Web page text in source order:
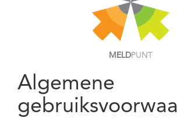
MELDPUNT
Algemene